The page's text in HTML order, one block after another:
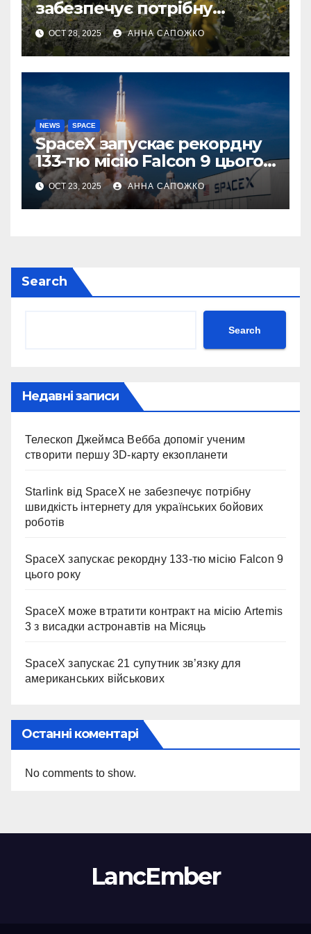
забезпечує потрібну
швидкість інтернету для
українських бойових
роботів
OCT 28, 2025 АННА САПОЖКО
NEWS SPACE
SpaceX запускає рекордну
133-тю місію Falcon 9 цього
року
OCT 23, 2025 АННА САПОЖКО
Search
Search
Недавні записи
Телескоп Джеймса Вебба допоміг ученим
створити першу 3D-карту екзопланети
Starlink від SpaceX не забезпечує потрібну
швидкість інтернету для українських бойових
роботів
SpaceX запускає рекордну 133-тю місію Falcon 9
цього року
SpaceX може втратити контракт на місію Artemis
3 з висадки астронавтів на Місяць
SpaceX запускає 21 супутник зв’язку для
американських військових
Останні коментарі
No comments to show.
LancEmber